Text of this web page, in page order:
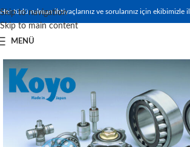
Skip to navigation
Skip to main content
Her türlü rulman ihtiyaçlarınız ve sorularınız için ekibimizle
MENÜ